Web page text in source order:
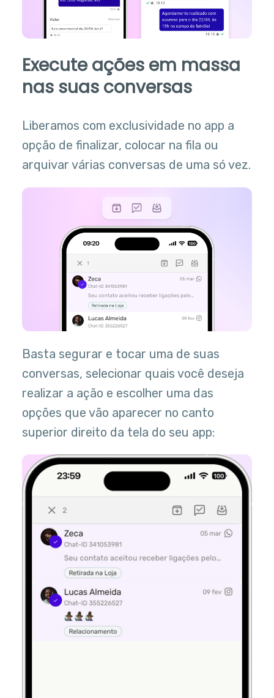
Execute ações em massa
nas suas conversas
Liberamos com exclusividade no app a
opção de finalizar, colocar na fila ou
arquivar várias conversas de uma só vez.
Basta segurar e tocar uma de suas
conversas, selecionar quais você deseja
realizar a ação e escolher uma das
opções que vão aparecer no canto
superior direito da tela do seu app: